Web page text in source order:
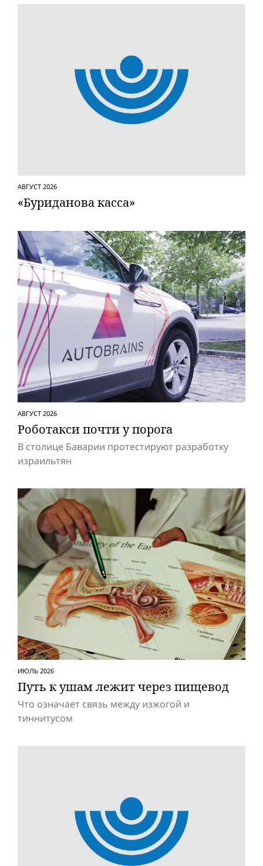
АВГУСТ 2026
«Буриданова касса»
АВГУСТ 2026
Роботакси почти у порога
В столице Баварии протестируют разработку
израильтян
ИЮЛЬ 2026
Путь к ушам лежит через пищевод
Что означает связь между изжогой и
тиннитусом